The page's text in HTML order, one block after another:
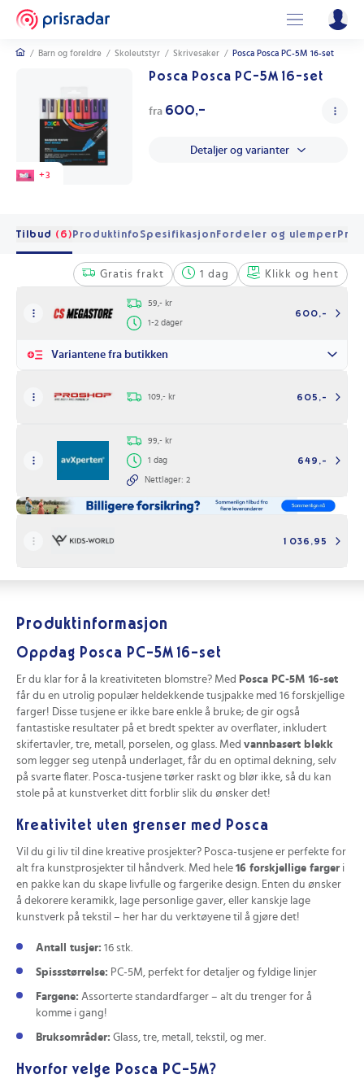
/ Barn og foreldre / Skoleutstyr / Skrivesaker / Posca Posca PC-5M 16-set
+3
Posca Posca PC-5M 16-set
fra 600,-
Detaljer og varianter
Tilbud (6)Produktinfo SpesifikasjonFordeler og ulemperPris
Gratis frakt 1 dag Klikk og hent
59,- kr
1-2 dager
600,-
Variantene fra butikken
109,- kr 605,-
99,- kr
1 dag
Nettlager: 2
649,-
1 036,95
Produktinformasjon
Oppdag Posca PC-5M 16-set
Er du klar for å la kreativiteten blomstre? Med Posca PC-5M 16-set
får du en utrolig populær heldekkende tusjpakke med 16 forskjellige
farger! Disse tusjene er ikke bare enkle å bruke; de gir også
fantastiske resultater på et bredt spekter av overflater, inkludert
skifertavler, tre, metall, porselen, og glass. Med vannbasert blekk
som legger seg utenpå underlaget, får du en optimal dekning, selv
på svarte flater. Posca-tusjene tørker raskt og blør ikke, så du kan
stole på at kunstverket ditt forblir slik du ønsker det!
Kreativitet uten grenser med Posca
Vil du gi liv til dine kreative prosjekter? Posca-tusjene er perfekte for
alt fra kunstprosjekter til håndverk. Med hele 16 forskjellige farger i
en pakke kan du skape livfulle og fargerike design. Enten du ønsker
å dekorere keramikk, lage personlige gaver, eller kanskje lage
kunstverk på tekstil – her har du verktøyene til å gjøre det!
Antall tusjer: 16 stk.
Spissstørrelse: PC-5M, perfekt for detaljer og fyldige linjer
Fargene: Assorterte standardfarger – alt du trenger for å
komme i gang!
Bruksområder: Glass, tre, metall, tekstil, og mer.
Hvorfor velge Posca PC-5M?